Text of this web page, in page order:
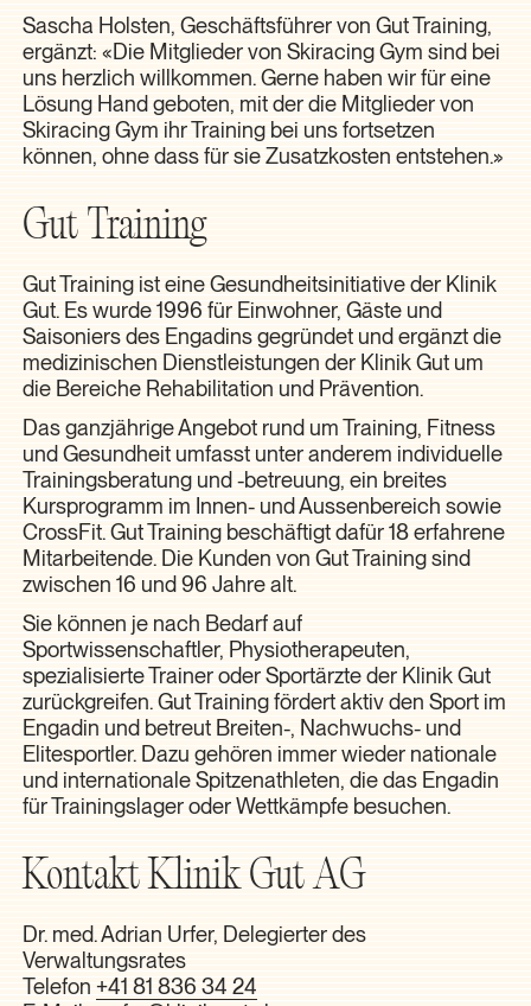
Sascha Holsten, Geschäftsführer von Gut Training,
ergänzt: «Die Mitglieder von Skiracing Gym sind bei
uns herzlich willkommen. Gerne haben wir für eine
Lösung Hand geboten, mit der die Mitglieder von
Skiracing Gym ihr Training bei uns fortsetzen
können, ohne dass für sie Zusatzkosten entstehen.»
Gut Training
Gut Training ist eine Gesundheitsinitiative der Klinik
Gut. Es wurde 1996 für Einwohner, Gäste und
Saisoniers des Engadins gegründet und ergänzt die
medizinischen Dienstleistungen der Klinik Gut um
die Bereiche Rehabilitation und Prävention.
Das ganzjährige Angebot rund um Training, Fitness
und Gesundheit umfasst unter anderem individuelle
Trainingsberatung und -betreuung, ein breites
Kursprogramm im Innen- und Aussenbereich sowie
CrossFit. Gut Training beschäftigt dafür 18 erfahrene
Mitarbeitende. Die Kunden von Gut Training sind
zwischen 16 und 96 Jahre alt.
Sie können je nach Bedarf auf
Sportwissenschaftler, Physiotherapeuten,
spezialisierte Trainer oder Sportärzte der Klinik Gut
zurückgreifen. Gut Training fördert aktiv den Sport im
Engadin und betreut Breiten-, Nachwuchs- und
Elitesportler. Dazu gehören immer wieder nationale
und internationale Spitzenathleten, die das Engadin
für Trainingslager oder Wettkämpfe besuchen.
Kontakt Klinik Gut AG
Dr. med. Adrian Urfer, Delegierter des
Verwaltungsrates
Telefon+41 81 836 34 24